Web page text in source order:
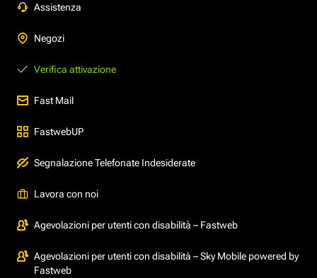
Assistenza
Negozi
Verifica attivazione
Fast Mail
FastwebUP
Segnalazione Telefonate Indesiderate
Lavora con noi
Agevolazioni per utenti con disabilità – Fastweb
Agevolazioni per utenti con disabilità – Sky Mobile powered by
Fastweb